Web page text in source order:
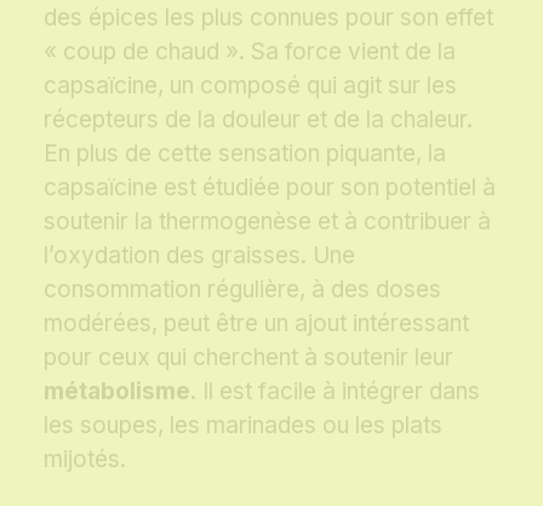
des épices les plus connues pour son effet
« coup de chaud ». Sa force vient de la
capsaïcine, un composé qui agit sur les
récepteurs de la douleur et de la chaleur.
En plus de cette sensation piquante, la
capsaïcine est étudiée pour son potentiel à
soutenir la thermogenèse et à contribuer à
l’oxydation des graisses. Une
consommation régulière, à des doses
modérées, peut être un ajout intéressant
pour ceux qui cherchent à soutenir leur
métabolisme. Il est facile à intégrer dans
les soupes, les marinades ou les plats
mijotés.